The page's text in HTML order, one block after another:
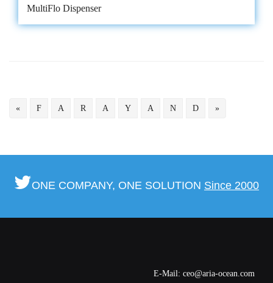
MultiFlo Dispenser
« F A R A Y A N D »
ONE COMPANY, ONE SOLUTION Since 2000
E-Mail: ceo@aria-ocean.com